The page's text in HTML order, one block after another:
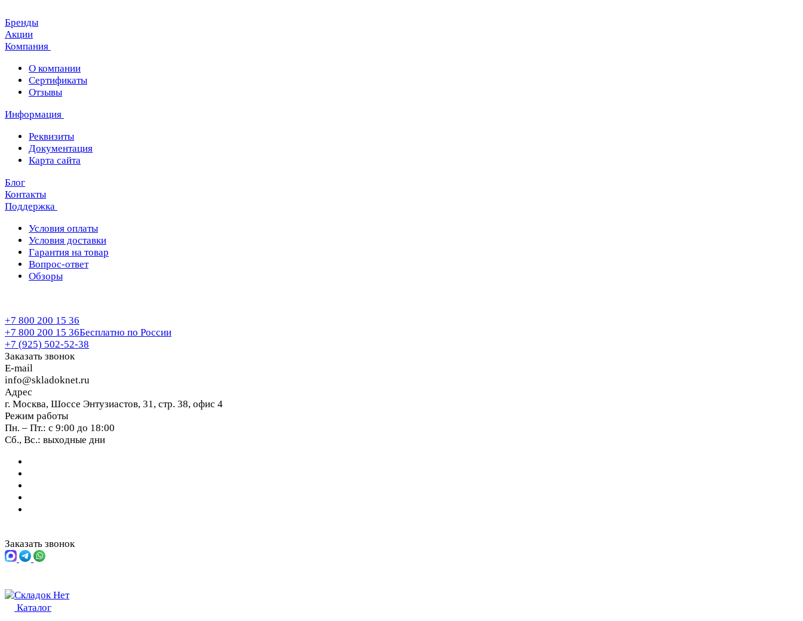
Бренды
Акции
Компания
О компании
Сертификаты
Отзывы
Информация
Реквизиты
Документация
Карта сайта
Блог
Контакты
Поддержка
Условия оплаты
Условия доставки
Гарантия на товар
Вопрос-ответ
Обзоры
+7 800 200 15 36
+7 800 200 15 36Бесплатно по России
+7 (925) 502-52-38
Заказать звонок
E-mail
info@skladoknet.ru
Адрес
г. Москва, Шоссе Энтузиастов, 31, стр. 38, офис 4
Режим работы
Пн. – Пт.: с 9:00 до 18:00
Сб., Вс.: выходные дни
Заказать звонок
Каталог